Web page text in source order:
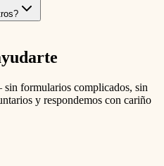
formularios complicados, sin
y respondemos con cariño